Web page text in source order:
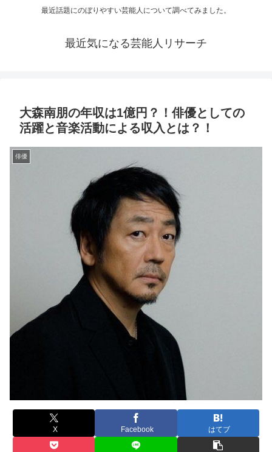
最近話題にのぼりやすい芸能人について調べてみました。
最近気になる芸能人リサーチ
大森南朋の年収は1億円？！俳優としての
活躍と音楽活動による収入とは？！
俳優
X Facebook はてブ